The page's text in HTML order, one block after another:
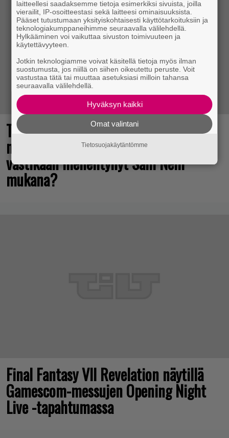
The Legend of Zelda -elokuvan
näyttelijöistä huhuillaan ahkerasti –
vastikään menehtynyt Sam Neill
mukana?
Final Fantasy VII Revelation näytillä
Gamescom-messujen Opening Night
Live -tapahtumassa
laitteellesi saadaksemme tietoja esimerkiksi sivuista, joilla
vierailit, IP-osoitteestasi sekä laitteesi ominaisuuksista.
Pääset tutustumaan yksityiskohtaisesti käyttötarkoituksiin ja
teknologiakumppaneihimme seuraavalla välilehdellä.
Hylkääminen voi vaikuttaa sivuston toimivuuteen ja
käytettävyyteen.
Jotkin teknologiamme voivat käsitellä tietoja myös ilman
suostumusta, jos niillä on siihen oikeutettu peruste. Voit
vastustaa tätä tai muuttaa asetuksiasi milloin tahansa
seuraavalla välilehdellä.
Hyväksyn kaikki
Omat valintani
Tietosuojakäytäntömme